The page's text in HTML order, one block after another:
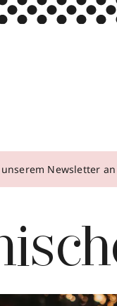
Newsletter